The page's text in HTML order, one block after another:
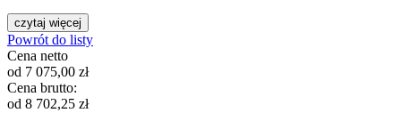
czytaj więcej
Powrót do listy
Cena netto
od 7 075,00 zł
Cena brutto:
od 8 702,25 zł